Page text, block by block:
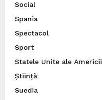
Social
Spania
Spectacol
Sport
Statele Unite ale Americii
Știință
Suedia